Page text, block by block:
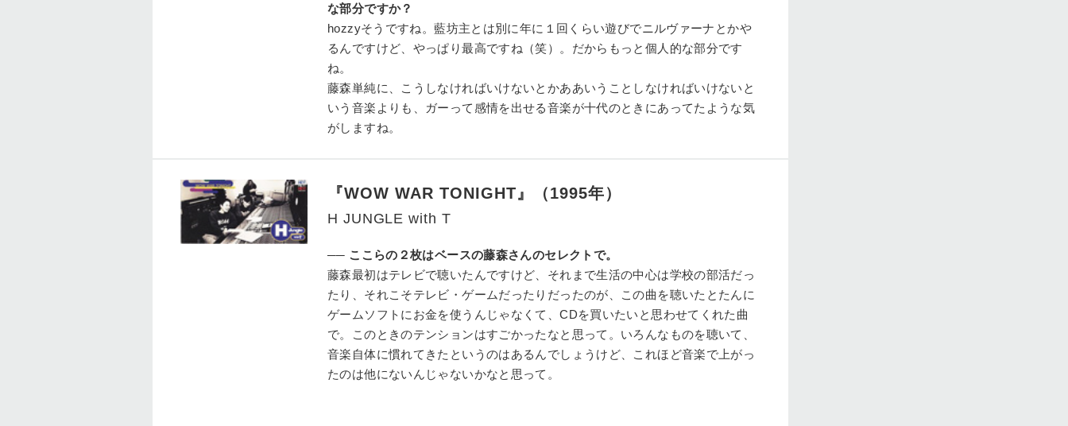
な部分ですか？
hozzyそうですね。藍坊主とは別に年に１回くらい遊びでニルヴァーナとかや
るんですけど、やっぱり最高ですね（笑）。だからもっと個人的な部分です
ね。
藤森単純に、こうしなければいけないとかああいうことしなければいけないと
いう音楽よりも、ガーって感情を出せる音楽が十代のときにあってたような気
がしますね。
『WOW WAR TONIGHT』（1995年）
H JUNGLE with T
── ここらの２枚はベースの藤森さんのセレクトで。
藤森最初はテレビで聴いたんですけど、それまで生活の中心は学校の部活だっ
たり、それこそテレビ・ゲームだったりだったのが、この曲を聴いたとたんに
ゲームソフトにお金を使うんじゃなくて、CDを買いたいと思わせてくれた曲
で。このときのテンションはすごかったなと思って。いろんなものを聴いて、
音楽自体に慣れてきたというのはあるんでしょうけど、これほど音楽で上がっ
たのは他にないんじゃないかなと思って。